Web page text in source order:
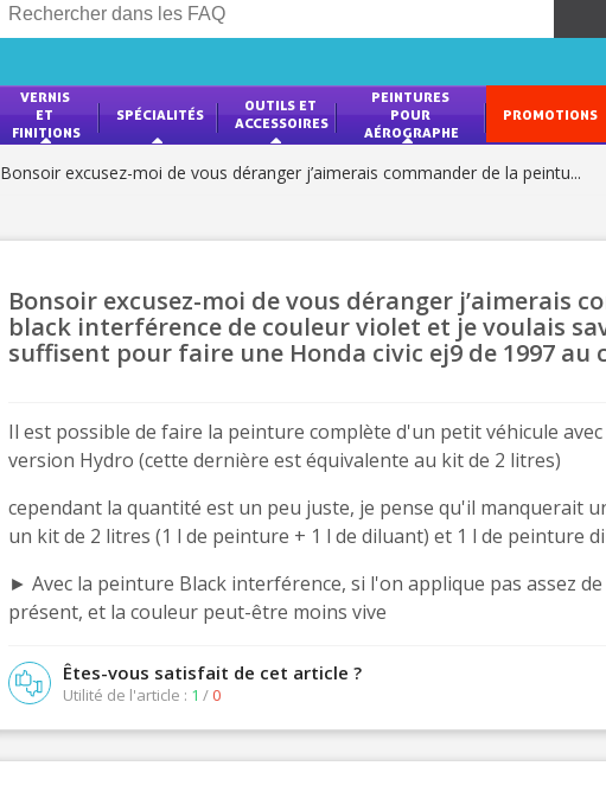
Inscription à la
Livraison offerte en France
Partagez vos créations et
Gagnez des points de
Livraison sous 24
Retour produits
10€ de bon d'achat
Inscription à la
Livraison sous 24
Livraison offerte en France
Gagnez des points de
VERNIS
ET
FINITIONS
SPÉCIALITÉS
OUTILS ET
ACCESSOIRES
PEINTURES
POUR
AÉROGRAPHE
PROMOTIONS
Bonsoir excusez-moi de vous déranger j’aimerais commander de la peintu...
Bonsoir excusez-moi de vous déranger j’aimerais
black interférence de couleur violet et je voulais
suffisent pour faire une Honda civic ej9 de 1997
Il est possible de faire la peinture complète d'un petit véhicule
version Hydro (cette dernière est équivalente au kit de 2 litres)
cependant la quantité est un peu juste, je pense qu'il manquerait
un kit de 2 litres (1 l de peinture + 1 l de diluant) et 1 l de peinture
► Avec la peinture Black interférence, si l'on applique pas assez
présent, et la couleur peut-être moins vive
Êtes-vous satisfait de cet article ?
Utilité de l'article : 1 /0